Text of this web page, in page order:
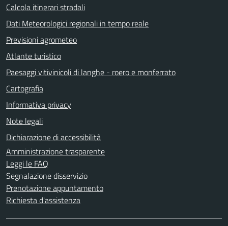
Calcola itinerari stradali
Dati Meteorologici regionali in tempo reale
Previsioni agrometeo
Atlante turistico
Paesaggi vitivinicoli di langhe - roero e monferrato
Cartografia
Informativa privacy
Note legali
Dichiarazione di accessibilità
Amministrazione trasparente
Leggi le FAQ
Segnalazione disservizio
Prenotazione appuntamento
Richiesta d'assistenza